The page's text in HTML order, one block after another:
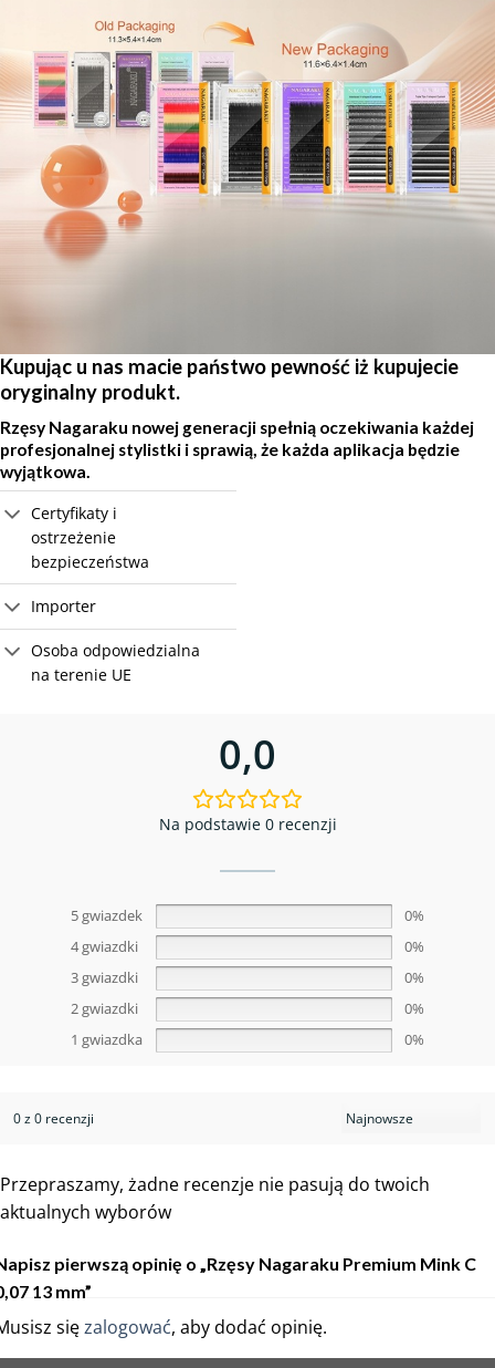
Kupując u nas macie państwo pewność iż kupujecie
oryginalny produkt.
Rzęsy Nagaraku nowej generacji spełnią oczekiwania każdej
profesjonalnej stylistki i sprawią, że każda aplikacja będzie
wyjątkowa.
Certyfikaty i
ostrzeżenie
bezpieczeństwa
Importer
Osoba odpowiedzialna
na terenie UE
0,0
Na podstawie 0 recenzji
5 gwiazdek
0%
4 gwiazdki
0%
3 gwiazdki
0%
2 gwiazdki
0%
1 gwiazdka
0%
0 z 0 recenzji
Przepraszamy, żadne recenzje nie pasują do twoich
aktualnych wyborów
pierwszą opinię o „Rzęsy Nagaraku Premium Mink C
13 mm”
sięzalogować, aby dodać opinię.